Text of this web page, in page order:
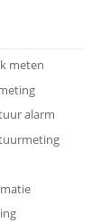
meten
alarm